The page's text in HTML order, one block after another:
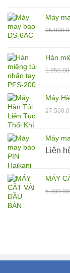
Máy
Hàn
Máy
Máy
Liên
MÁY